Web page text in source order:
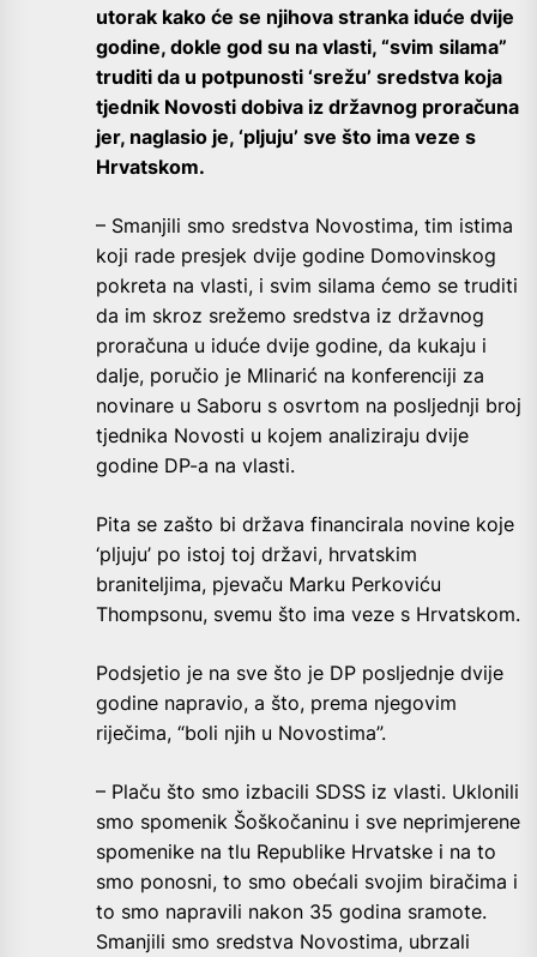
utorak kako će se njihova stranka iduće dvije
godine, dokle god su na vlasti, “svim silama”
truditi da u potpunosti ‘srežu’ sredstva koja
tjednik Novosti dobiva iz državnog proračuna
jer, naglasio je, ‘pljuju’ sve što ima veze s
Hrvatskom.
– Smanjili smo sredstva Novostima, tim istima
koji rade presjek dvije godine Domovinskog
pokreta na vlasti, i svim silama ćemo se truditi
da im skroz srežemo sredstva iz državnog
proračuna u iduće dvije godine, da kukaju i
dalje, poručio je Mlinarić na konferenciji za
novinare u Saboru s osvrtom na posljednji broj
tjednika Novosti u kojem analiziraju dvije
godine DP-a na vlasti.
Pita se zašto bi država financirala novine koje
‘pljuju’ po istoj toj državi, hrvatskim
braniteljima, pjevaču Marku Perkoviću
Thompsonu, svemu što ima veze s Hrvatskom.
Podsjetio je na sve što je DP posljednje dvije
godine napravio, a što, prema njegovim
riječima, “boli njih u Novostima”.
– Plaču što smo izbacili SDSS iz vlasti. Uklonili
smo spomenik Šoškočaninu i sve neprimjerene
spomenike na tlu Republike Hrvatske i na to
smo ponosni, to smo obećali svojim biračima i
to smo napravili nakon 35 godina sramote.
Smanjili smo sredstva Novostima, ubrzali